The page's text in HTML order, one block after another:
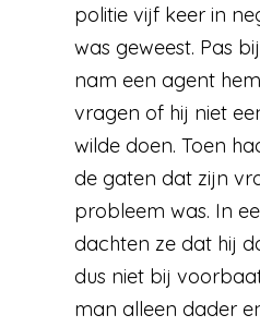
politie vijf keer in
was geweest. Pas
nam een agent
vragen of hij niet
wilde doen. Toen
de gaten dat zijn
probleem was. In
dachten ze dat hij
dus niet bij
man alleen dader